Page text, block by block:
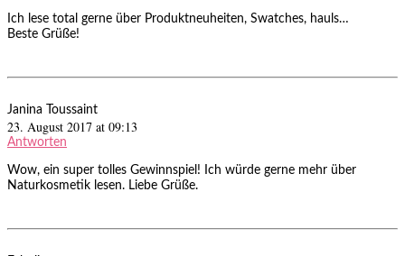
Ich lese total gerne über Produktneuheiten, Swatches, hauls…
Beste Grüße!
Janina Toussaint
23. August 2017 at 09:13
Antworten
Wow, ein super tolles Gewinnspiel! Ich würde gerne mehr über
Naturkosmetik lesen. Liebe Grüße.